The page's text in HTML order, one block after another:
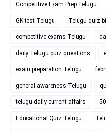
Competitive Exam Prep Telugu
GK test Telugu Telugu quiz
competitive exams Telugu
daily Telugu quiz questions
exam preparation Telugu
general awareness Telugu
telugu daily current affairs
Educational Quiz Telugu